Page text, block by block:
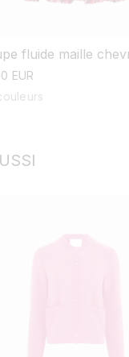
fluide maille
EUR